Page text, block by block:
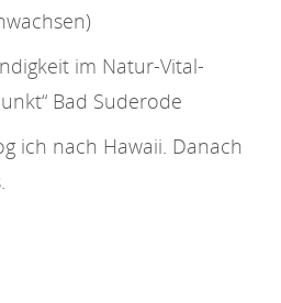
im Natur-Vital-
Bad Suderode
ich nach Hawaii. Danach